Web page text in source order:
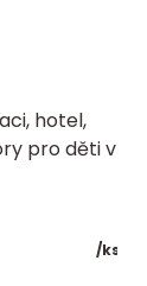
/ks
hotel,
pro děti v